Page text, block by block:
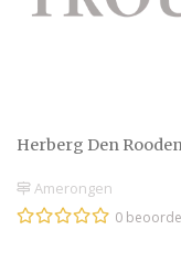
Herberg Den
Amerongen
0